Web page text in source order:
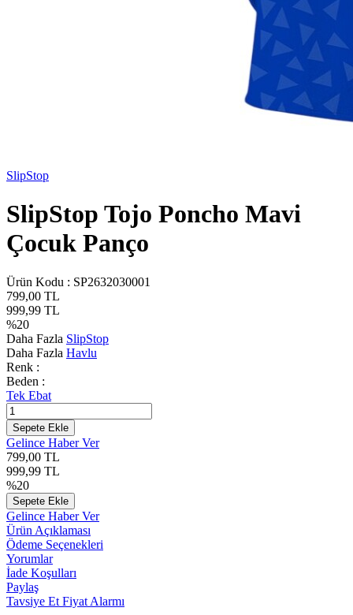
SlipStop
SlipStop Tojo Poncho Mavi
Çocuk Panço
Ürün Kodu : SP2632030001
799,00 TL
999,99 TL
%20
Daha Fazla SlipStop
Daha Fazla Havlu
Renk :
Beden :
Tek Ebat
Sepete Ekle
Gelince Haber Ver
799,00 TL
999,99 TL
%20
Sepete Ekle
Gelince Haber Ver
Ürün Açıklaması
Ödeme Seçenekleri
Yorumlar
İade Koşulları
Paylaş
Tavsiye Et Fiyat Alarmı